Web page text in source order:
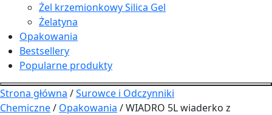
Żel krzemionkowy Silica Gel
Żelatyna
Opakowania
Bestsellery
Popularne produkty
Strona główna /Surowce i Odczynniki
Chemiczne/ Opakowania / WIADRO 5L wiaderko z